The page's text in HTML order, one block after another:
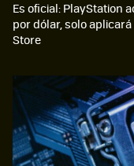
Es oficial: PlayStation
por dólar, solo
Store